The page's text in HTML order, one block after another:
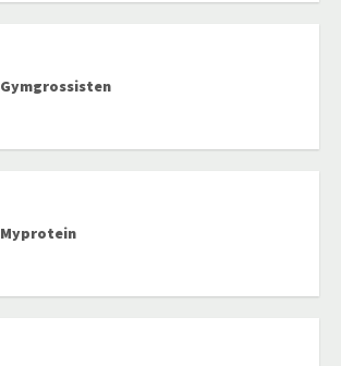
Gymgrossisten
Myprotein